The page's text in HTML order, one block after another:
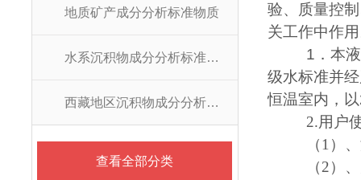
地质矿产成分分析标准物质
水系沉积物成分分析标准物质
西藏地区沉积物成分分析标准物质
查看全部分类
验、质量控
关工作中作
1 ．本
级水标准并
恒温室内，以
2.用户
（1）
（2）